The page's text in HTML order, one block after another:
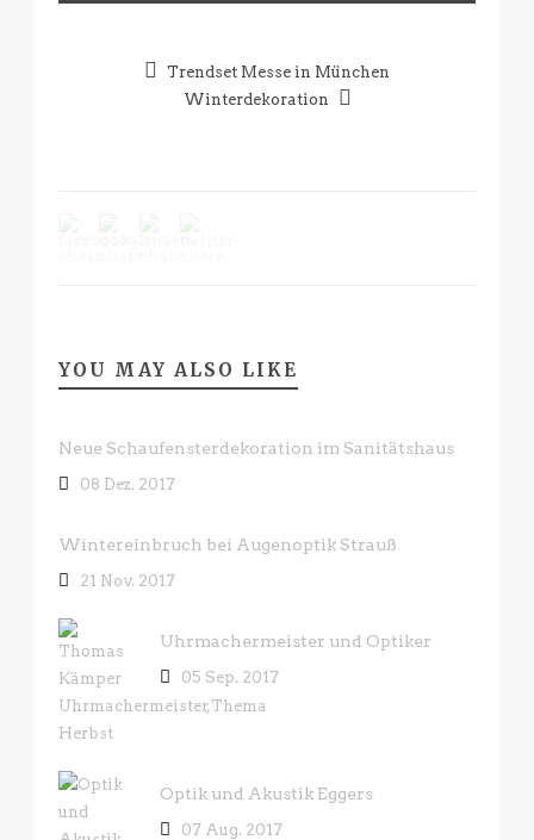
Trendset Messe in München
Winterdekoration
YOU MAY ALSO LIKE
Neue Schaufensterdekoration im Sanitätshaus
08 Dez. 2017
Wintereinbruch bei Augenoptik Strauß
21 Nov. 2017
Uhrmachermeister und Optiker
05 Sep. 2017
Optik und Akustik Eggers
07 Aug. 2017